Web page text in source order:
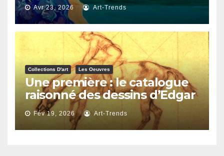
Avr 23, 2026 Art-Trends
Collections D'art Les Oeuvres
Une première : le catalogue
raisonné des dessins d’Edgar
Degas
Fév 19, 2026 Art-Trends